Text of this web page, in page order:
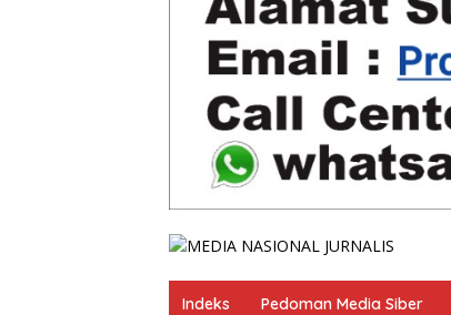
Indeks Pedoman Media Siber